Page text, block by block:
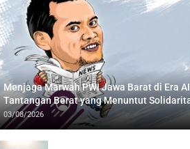
Menjaga Marwah PWI Jawa Barat di Era
Tantangan Berat yang Menuntut
Lintas Generasi
03/08/2026